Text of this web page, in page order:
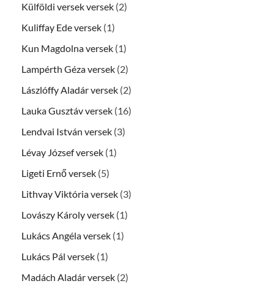
Külföldi versek versek (2)
Kuliffay Ede versek (1)
Kun Magdolna versek (1)
Lampérth Géza versek (2)
Lászlóffy Aladár versek (2)
Lauka Gusztáv versek (16)
Lendvai István versek (3)
Lévay József versek (1)
Ligeti Ernő versek (5)
Lithvay Viktória versek (3)
Lovászy Károly versek (1)
Lukács Angéla versek (1)
Lukács Pál versek (1)
Madách Aladár versek (2)